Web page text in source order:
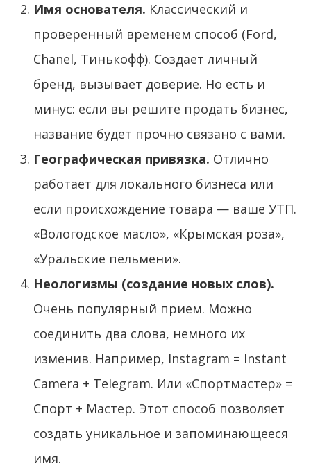
Имя основателя. Классический и
проверенный временем способ (Ford,
Chanel, Тинькофф). Создает личный
бренд, вызывает доверие. Но есть и
минус: если вы решите продать бизнес,
название будет прочно связано с вами.
Географическая привязка. Отлично
работает для локального бизнеса или
если происхождение товара — ваше УТП.
«Вологодское масло», «Крымская роза»,
«Уральские пельмени».
Неологизмы (создание новых слов).
Очень популярный прием. Можно
соединить два слова, немного их
изменив. Например, Instagram = Instant
Camera + Telegram. Или «Спортмастер» =
Спорт + Мастер. Этот способ позволяет
создать уникальное и запоминающееся
имя.